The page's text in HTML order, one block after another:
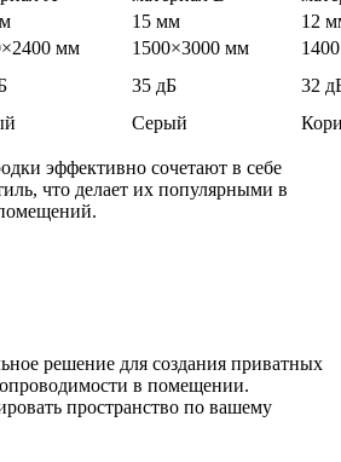
15 мм
12
мм 1500×3000 мм
35 дБ
32
Серый
эффективно сочетают в себе
что делает их популярными в
решение для создания приватных
в помещении.
пространство по вашему